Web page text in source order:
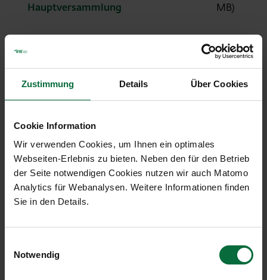
Zustimmung Details Über Cookies
Cookie Information
Wir verwenden Cookies, um Ihnen ein optimales
Webseiten-Erlebnis zu bieten. Neben den für den Betrieb
der Seite notwendigen Cookies nutzen wir auch Matomo
Analytics für Webanalysen. Weitere Informationen finden
Sie in den Details.
Notwendig
Hauptversammlung
MB)
Präsentation des Vorstands bei der 34.
Hauptversammlung der Flughafen Wien
AG am 27. Mai 2022:
Am 27. Mai 2022 hat die Flughafen Wien
Aktiengesellschaft die Hauptversammlung live im
Ihnen hier online zur Verfügung.
Aufzeichnung abspielen